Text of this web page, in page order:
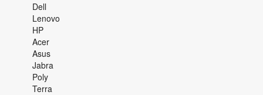
Dell
Lenovo
HP
Acer
Asus
Jabra
Poly
Terra